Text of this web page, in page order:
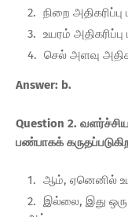
நிறை
உயரம்
செல் அளவு
Answer: b.
Question 2.
பண்பாகக்
ஆம், ஏனெனில்
இல்லை, இது ஒரு